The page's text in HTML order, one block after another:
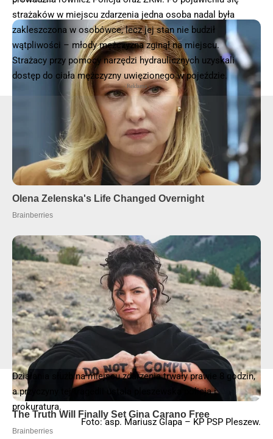
strażaków w miejscu zdarzenia jedna osoba nadal była
zakleszczona w osobówce, lecz jej stan nie budził
wątpliwości – młody mężczyzna zginął na miejscu.
Strażacy przy pomocy narzędzi hydraulicznych uzyskali
dostęp do ciała mężczyzny uwięzionego w pojeździe.
- Reklama -
Działania służb na miejscu zdarzenia trwały prawie 8 godzin,
a przyczyny tej tragedii ustala pleszewska policja i
prokuratura.
Foto: asp. Mariusz Glapa – KP PSP Pleszew.